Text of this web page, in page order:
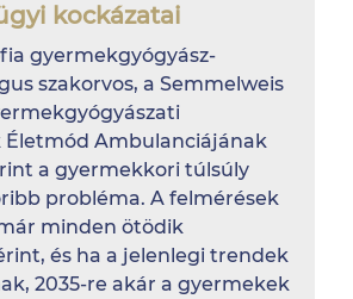
kockázatai
gyermekgyógyász-
szakorvos, a Semmelweis
Életmód Ambulanciájának
a gyermekkori túlsúly
probléma. A felmérések
minden ötödik
és ha a jelenlegi trendek
2035-re akár a gyermekek